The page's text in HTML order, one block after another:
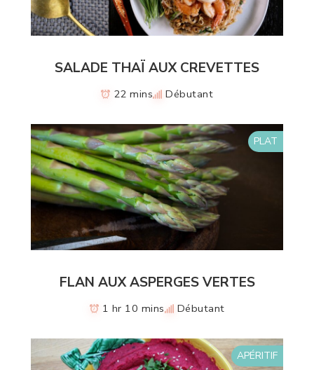
SALADE THAÏ AUX CREVETTES
22 mins Débutant
PLAT
FLAN AUX ASPERGES VERTES
1 hr 10 mins Débutant
APÉRITIF